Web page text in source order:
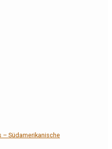
– Südamerikanische